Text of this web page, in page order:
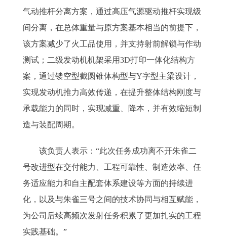
气动推杆分离方案，通过高压气源驱动推杆实现级
间分离，在总体重量与原方案基本相当的前提下，
该方案减少了火工品使用，并支持射前解锁与作动
测试；二级发动机机架采用3D打印一体化结构方
案，通过镂空型截圆锥体构型与Y字型主梁设计，
实现发动机推力高效传递，在提升整体结构刚度与
承载能力的同时，实现减重、降本，并有效缩短制
造与装配周期。
该负责人表示：“此次任务成功离不开朱雀二
号改进型在交付能力、工程可靠性、制造效率、任
务适应能力和自主配套体系建设等方面的持续进
化，以及与朱雀三号之间的技术协同与相互赋能，
为公司后续高频次发射任务积累了更加扎实的工程
实践基础。”